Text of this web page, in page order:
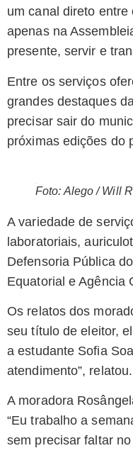
um canal direto
apenas na
presente, servir e
Entre os serviços
grandes destaques
precisar sair do
próximas edições do
Foto: Alego / Will
A variedade de
laboratoriais,
Defensoria Pública
Equatorial e Agência
Os relatos dos
seu título de eleitor,
a estudante Sofia
atendimento”, relatou.
A moradora
“Eu trabalho a
sem precisar faltar